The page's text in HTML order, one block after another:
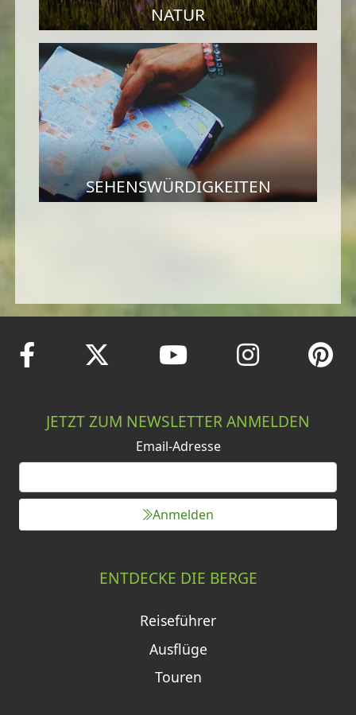
NATUR
SEHENSWÜRDIGKEITEN
JETZT ZUM NEWSLETTER ANMELDEN
Email-Adresse
Anmelden
ENTDECKE DIE BERGE
Reiseführer
Ausflüge
Touren